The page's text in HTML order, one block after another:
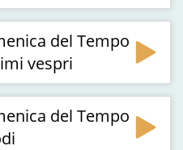
del Tempo
vespri
del Tempo